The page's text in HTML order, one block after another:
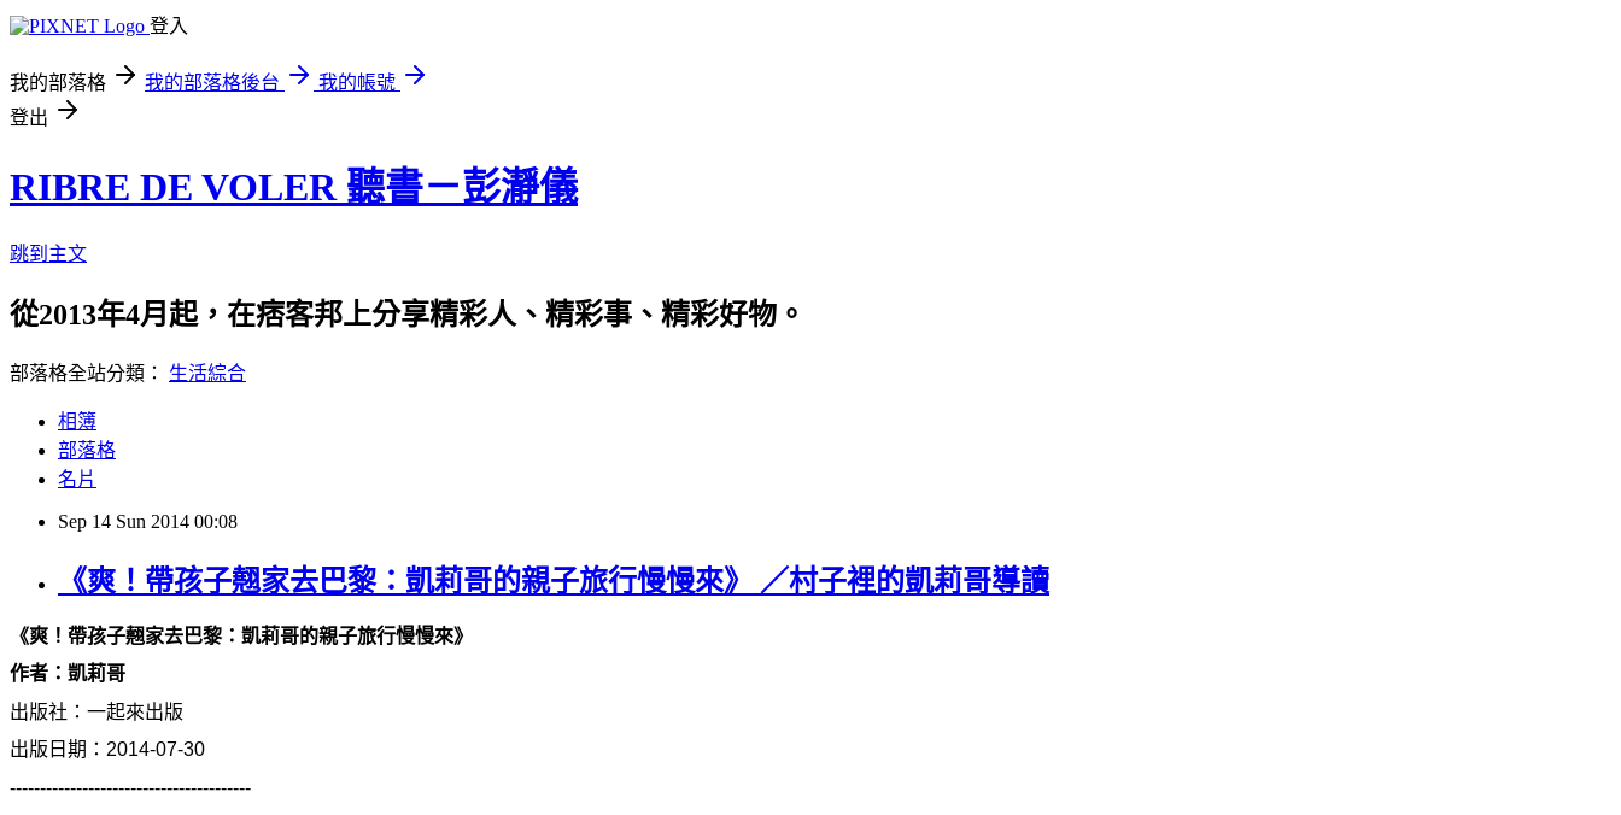
登入
我的部落格 我的部落格後台
我的帳號
登出
RIBRE DE VOLER 聽書－彭瀞儀
跳到主文
從2013年4月起，在痞客邦上分享精彩人、精彩事、精彩好物。
部落格全站分類： 生活綜合
相簿
部落格
名片
Sep 14 Sun 2014 00:08
《爽！帶孩子翹家去巴黎：凱莉哥的親子旅行慢慢來》 ／村子裡的凱莉哥導讀
《爽！帶孩子翹家去巴黎：凱莉哥的親子旅行慢慢來》
作者：凱莉哥
出版社：一起來出版
出版日期：2014-07-30
----------------------------------------